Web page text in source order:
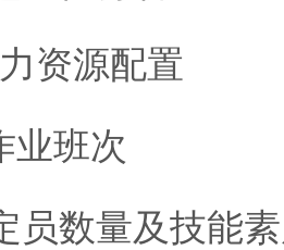
资源配置
业班次
员数量及技能